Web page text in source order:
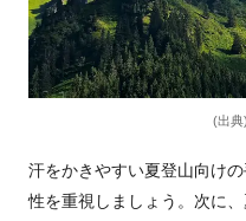
(出典
汗をかきやすい夏登山向け
性を重視しましょう。次に